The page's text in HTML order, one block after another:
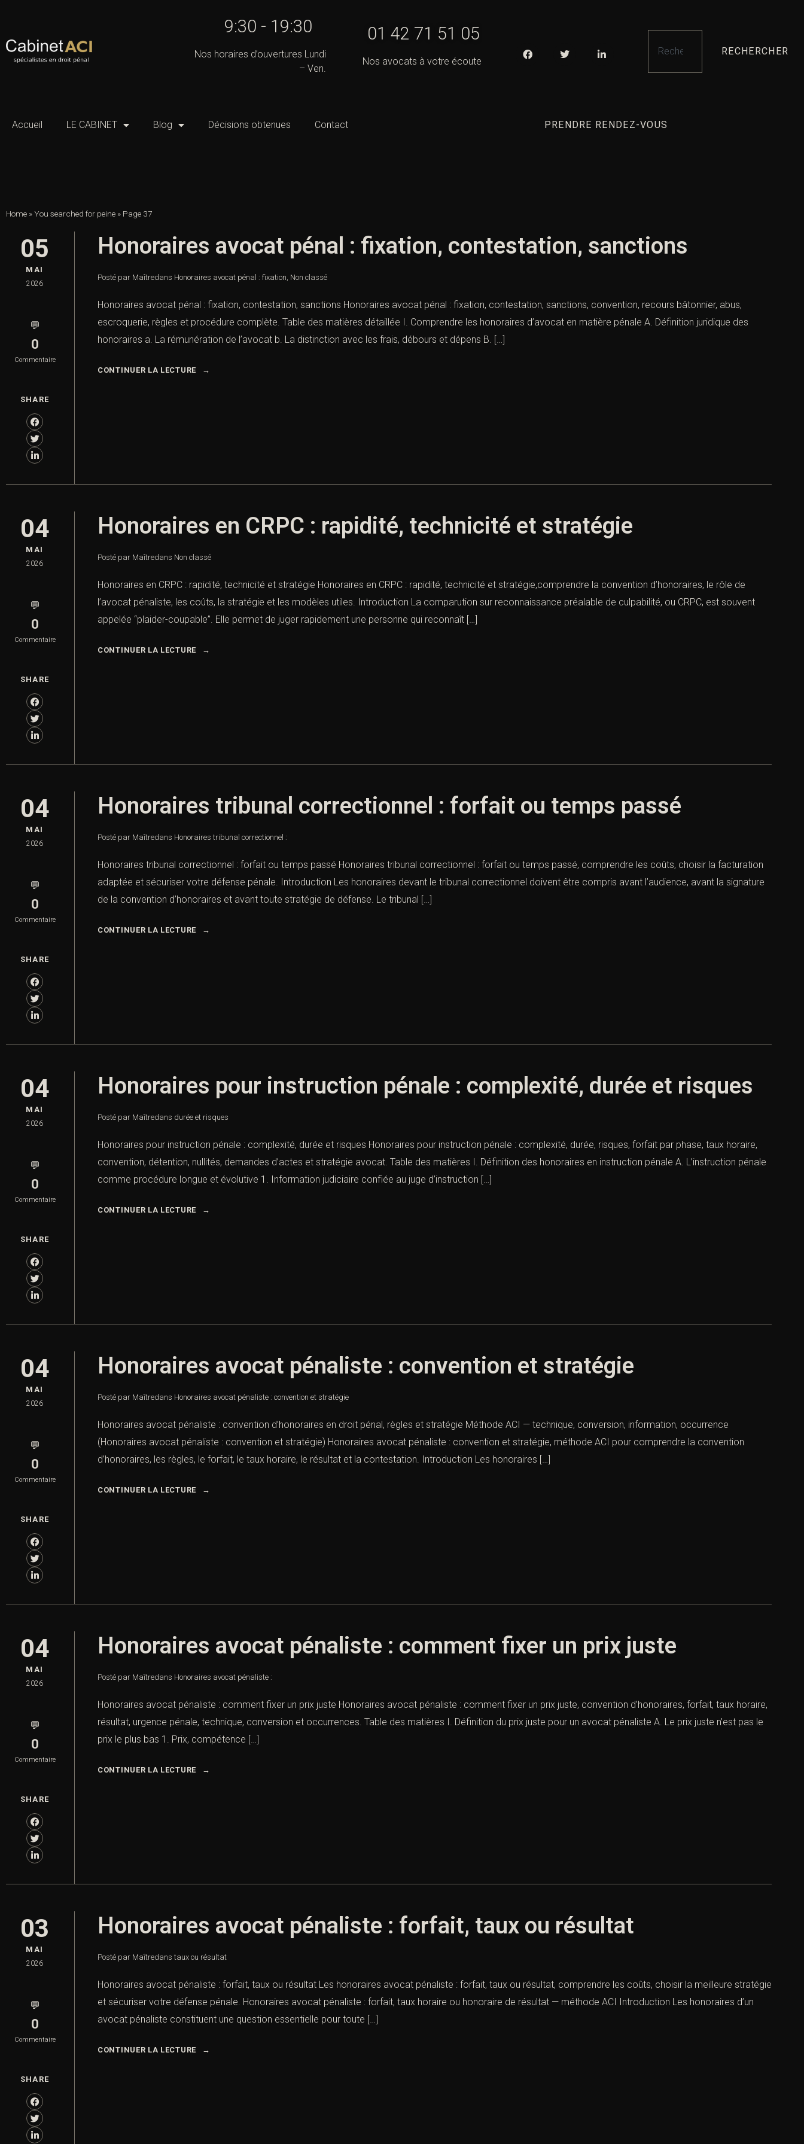
9:30 - 19:30
Nos horaires d’ouvertures Lundi
– Ven.
01 42 71 51 05
Nos avocats à votre écoute
RECHERCHER
Accueil LE CABINET Blog Décisions obtenues Contact PRENDRE RENDEZ-VOUS
Home »You searched for peine » Page 37
05
MAI
2026
💬
0
Commentaire
SHARE
Honoraires avocat pénal : fixation, contestation, sanctions
Posté par Maîtredans Honoraires avocat pénal : fixation, Non classé
Honoraires avocat pénal : fixation, contestation, sanctions Honoraires avocat pénal : fixation, contestation, sanctions, convention, recours bâtonnier, abus,
escroquerie, règles et procédure complète. Table des matières détaillée I. Comprendre les honoraires d’avocat en matière pénale A. Définition juridique des
honoraires a. La rémunération de l’avocat b. La distinction avec les frais, débours et dépens B. […]
CONTINUER LA LECTURE
04
MAI
2026
💬
0
Commentaire
SHARE
Honoraires en CRPC : rapidité, technicité et stratégie
Posté par Maîtredans Non classé
Honoraires en CRPC : rapidité, technicité et stratégie Honoraires en CRPC : rapidité, technicité et stratégie,comprendre la convention d’honoraires, le rôle de
l’avocat pénaliste, les coûts, la stratégie et les modèles utiles. Introduction La comparution sur reconnaissance préalable de culpabilité, ou CRPC, est souvent
appelée “plaider-coupable”. Elle permet de juger rapidement une personne qui reconnaît […]
CONTINUER LA LECTURE
04
MAI
2026
💬
0
Commentaire
SHARE
Honoraires tribunal correctionnel : forfait ou temps passé
Posté par Maîtredans Honoraires tribunal correctionnel :
Honoraires tribunal correctionnel : forfait ou temps passé Honoraires tribunal correctionnel : forfait ou temps passé, comprendre les coûts, choisir la facturation
adaptée et sécuriser votre défense pénale. Introduction Les honoraires devant le tribunal correctionnel doivent être compris avant l’audience, avant la signature
de la convention d’honoraires et avant toute stratégie de défense. Le tribunal […]
CONTINUER LA LECTURE
04
MAI
2026
💬
0
Commentaire
SHARE
Honoraires pour instruction pénale : complexité, durée et risques
Posté par Maîtredans durée et risques
Honoraires pour instruction pénale : complexité, durée et risques Honoraires pour instruction pénale : complexité, durée, risques, forfait par phase, taux horaire,
convention, détention, nullités, demandes d’actes et stratégie avocat. Table des matières I. Définition des honoraires en instruction pénale A. L’instruction pénale
comme procédure longue et évolutive 1. Information judiciaire confiée au juge d’instruction […]
CONTINUER LA LECTURE
04
MAI
2026
💬
0
Commentaire
SHARE
Honoraires avocat pénaliste : convention et stratégie
Posté par Maîtredans Honoraires avocat pénaliste : convention et stratégie
Honoraires avocat pénaliste : convention d’honoraires en droit pénal, règles et stratégie Méthode ACI — technique, conversion, information, occurrence
(Honoraires avocat pénaliste : convention et stratégie) Honoraires avocat pénaliste : convention et stratégie, méthode ACI pour comprendre la convention
d’honoraires, les règles, le forfait, le taux horaire, le résultat et la contestation. Introduction Les honoraires […]
CONTINUER LA LECTURE
04
MAI
2026
💬
0
Commentaire
SHARE
Honoraires avocat pénaliste : comment fixer un prix juste
Posté par Maîtredans Honoraires avocat pénaliste :
Honoraires avocat pénaliste : comment fixer un prix juste Honoraires avocat pénaliste : comment fixer un prix juste, convention d’honoraires, forfait, taux horaire,
résultat, urgence pénale, technique, conversion et occurrences. Table des matières I. Définition du prix juste pour un avocat pénaliste A. Le prix juste n’est pas le
prix le plus bas 1. Prix, compétence […]
CONTINUER LA LECTURE
03
MAI
2026
💬
0
Commentaire
SHARE
Honoraires avocat pénaliste : forfait, taux ou résultat
Posté par Maîtredans taux ou résultat
Honoraires avocat pénaliste : forfait, taux ou résultat Les honoraires avocat pénaliste : forfait, taux ou résultat, comprendre les coûts, choisir la meilleure stratégie
et sécuriser votre défense pénale. Honoraires avocat pénaliste : forfait, taux horaire ou honoraire de résultat — méthode ACI Introduction Les honoraires d’un
avocat pénaliste constituent une question essentielle pour toute […]
CONTINUER LA LECTURE